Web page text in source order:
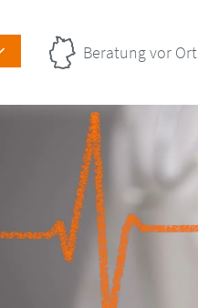
Beratung vor Ort